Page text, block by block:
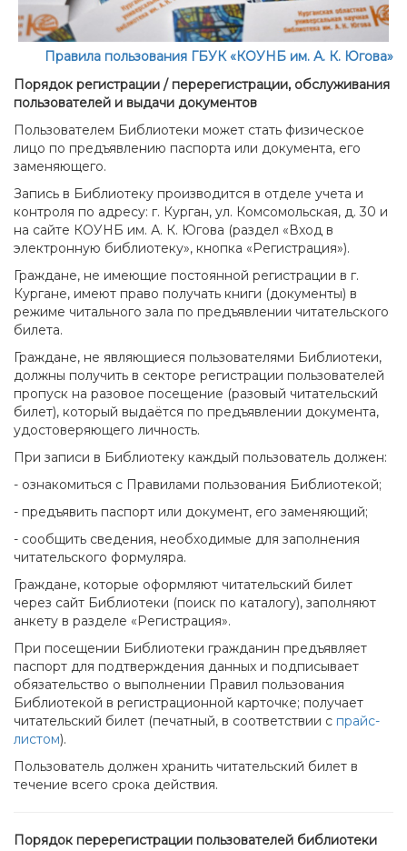
Правила пользования ГБУК «КОУНБ им. А. К. Югова»
Порядок регистрации / перерегистрации, обслуживания
пользователей и выдачи документов
Пользователем Библиотеки может стать физическое
лицо по предъявлению паспорта или документа, его
заменяющего.
Запись в Библиотеку производится в отделе учета и
контроля по адресу: г. Курган, ул. Комсомольская, д. 30 и
на сайте КОУНБ им. А. К. Югова (раздел «Вход в
электронную библиотеку», кнопка «Регистрация»).
Граждане, не имеющие постоянной регистрации в г.
Кургане, имеют право получать книги (документы) в
режиме читального зала по предъявлении читательского
билета.
Граждане, не являющиеся пользователями Библиотеки,
должны получить в секторе регистрации пользователей
пропуск на разовое посещение (разовый читательский
билет), который выдаётся по предъявлении документа,
удостоверяющего личность.
При записи в Библиотеку каждый пользователь должен:
- ознакомиться с Правилами пользования Библиотекой;
- предъявить паспорт или документ, его заменяющий;
- сообщить сведения, необходимые для заполнения
читательского формуляра.
Граждане, которые оформляют читательский билет
через сайт Библиотеки (поиск по каталогу), заполняют
анкету в разделе «Регистрация».
При посещении Библиотеки гражданин предъявляет
паспорт для подтверждения данных и подписывает
обязательство о выполнении Правил пользования
Библиотекой в регистрационной карточке; получает
читательский билет (печатный, в соответствии с прайс-
листом).
Пользователь должен хранить читательский билет в
течение всего срока действия.
Порядок перерегистрации пользователей библиотеки